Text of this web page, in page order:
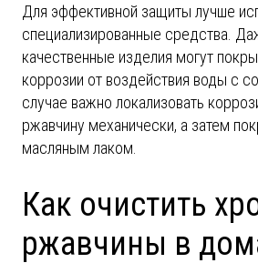
Для эффективной защиты лучше
специализированные средства.
качественные изделия могут
коррозии от воздействия воды с
случае важно локализовать
ржавчину механически, а затем
масляным лаком.
Как очистить
ржавчины в